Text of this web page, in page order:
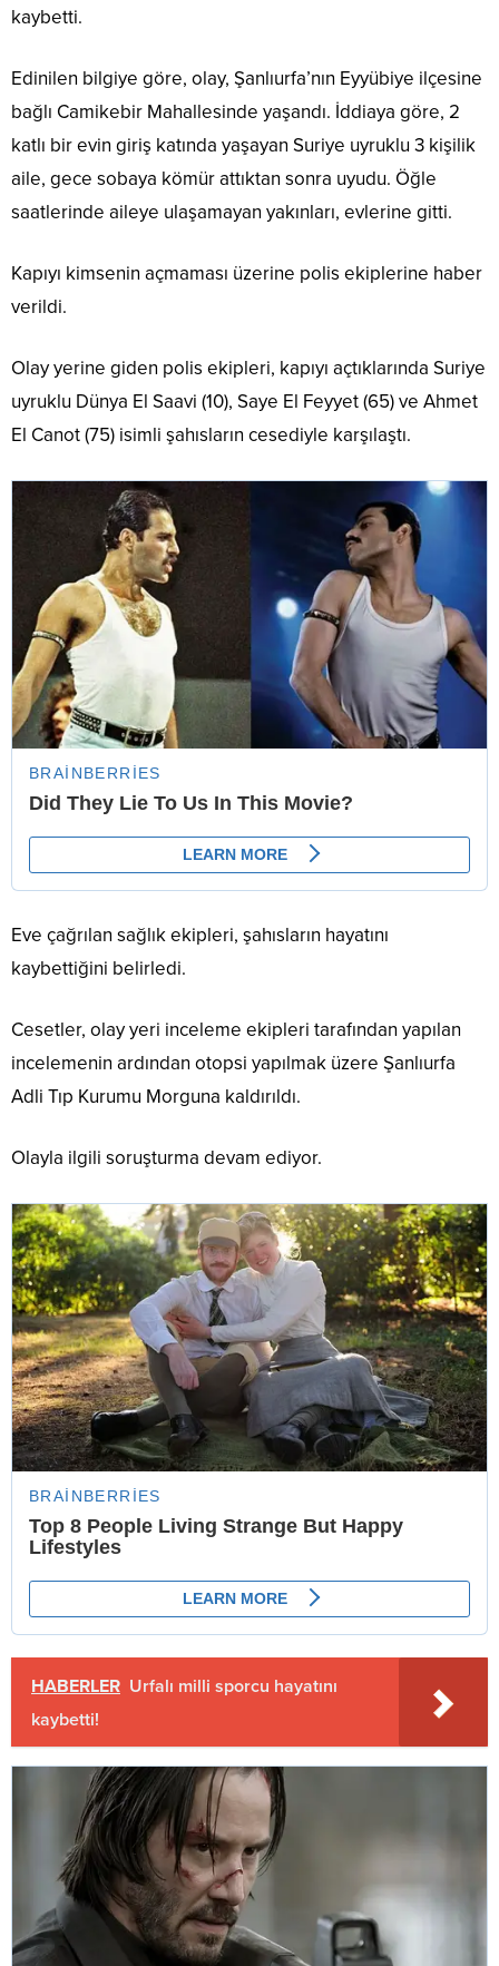
kaybetti.
Edinilen bilgiye göre, olay, Şanlıurfa’nın Eyyübiye ilçesine
bağlı Camikebir Mahallesinde yaşandı. İddiaya göre, 2
katlı bir evin giriş katında yaşayan Suriye uyruklu 3 kişilik
aile, gece sobaya kömür attıktan sonra uyudu. Öğle
saatlerinde aileye ulaşamayan yakınları, evlerine gitti.
Kapıyı kimsenin açmaması üzerine polis ekiplerine haber
verildi.
Olay yerine giden polis ekipleri, kapıyı açtıklarında Suriye
uyruklu Dünya El Saavi (10), Saye El Feyyet (65) ve Ahmet
El Canot (75) isimli şahısların cesediyle karşılaştı.
Eve çağrılan sağlık ekipleri, şahısların hayatını
kaybettiğini belirledi.
Cesetler, olay yeri inceleme ekipleri tarafından yapılan
incelemenin ardından otopsi yapılmak üzere Şanlıurfa
Adli Tıp Kurumu Morguna kaldırıldı.
Olayla ilgili soruşturma devam ediyor.
HABERLER Urfalı milli sporcu hayatını
kaybetti!